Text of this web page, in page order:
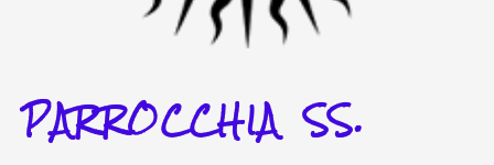
PARROCCHIA SS.